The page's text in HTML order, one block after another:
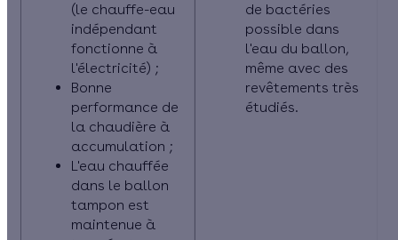
(le chauffe-eau
indépendant
fonctionne à
l'électricité) ;
Bonne
performance de
la chaudière à
accumulation ;
L'eau chauffée
dans le ballon
tampon est
maintenue à
de bactéries
possible dans
l'eau du ballon,
même avec des
revêtements très
étudiés.